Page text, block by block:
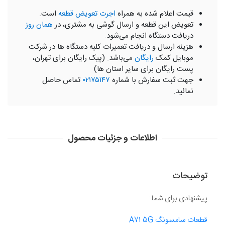
قیمت اعلام شده به همراه اجرت تعویض قطعه است.
تعویض این قطعه و ارسال گوشی به مشتری، درهمان روز
دریافت دستگاه انجام می‌شود.
هزینه ارسال و دریافت تعمیرات کلیه دستگاه ها در شرکت
موبایل کمک رایگان می‌باشد. (پیک رایگان برای تهران،
پست رایگان برای سایر استان ها)
جهت ثبت سفارش با شماره ۰۲۱۷۵۱۴۷ تماس حاصل
نمائید.
اطلاعات و جزئیات محصول
توضیحات
پیشنهادی برای شما :
قطعات سامسونگ A71 5G